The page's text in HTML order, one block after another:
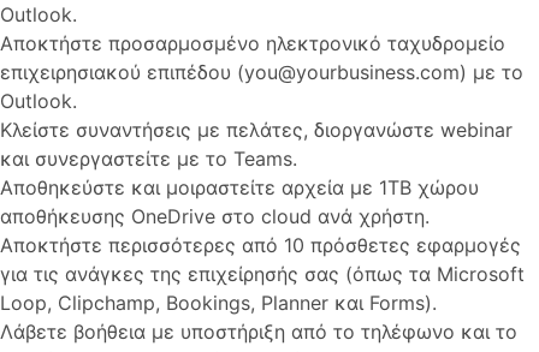
Outlook.
Αποκτήστε προσαρμοσμένο ηλεκτρονικό ταχυδρομείο
επιχειρησιακού επιπέδου (you@yourbusiness.com) με το
Outlook.
Κλείστε συναντήσεις με πελάτες, διοργανώστε webinar
και συνεργαστείτε με το Teams.
Αποθηκεύστε και μοιραστείτε αρχεία με 1TB χώρου
αποθήκευσης OneDrive στο cloud ανά χρήστη.
Αποκτήστε περισσότερες από 10 πρόσθετες εφαρμογές
για τις ανάγκες της επιχείρησής σας (όπως τα Microsoft
Loop, Clipchamp, Bookings, Planner και Forms).
Λάβετε βοήθεια με υποστήριξη από το τηλέφωνο και το